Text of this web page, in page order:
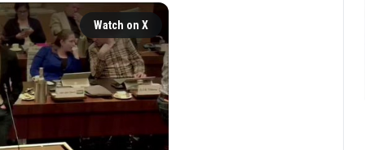
Watch on X